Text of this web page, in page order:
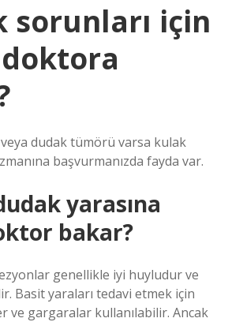
sorunları için
dudak tümörü varsa kulak
başvurmanızda fayda var.
yarasına
bakar?
genellikle iyi huyludur ve
Basit yaraları tedavi etmek için
ve gargaralar kullanılabilir. Ancak